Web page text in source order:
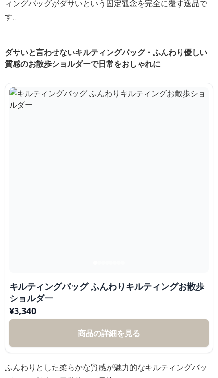
ィングバッグがダサいという固定観念を完全に覆す逸品で
す。
ダサいと言わせないキルティングバッグ・ふんわり優しい
質感のお散歩ショルダーで日常をおしゃれに
キルティングバッグ ふんわりキルティングお散歩
ショルダー
¥3,340
商品の詳細を見る
ふんわりとした柔らかな質感が魅力的なキルティングバッ